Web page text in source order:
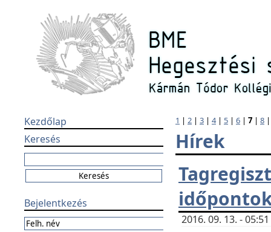
Kezdőlap
Keresés
Bejelentkezés
1 | 2 | 3 | 4| 5 | 6 | 7 | 8
Hírek
2016. 09. 13. -